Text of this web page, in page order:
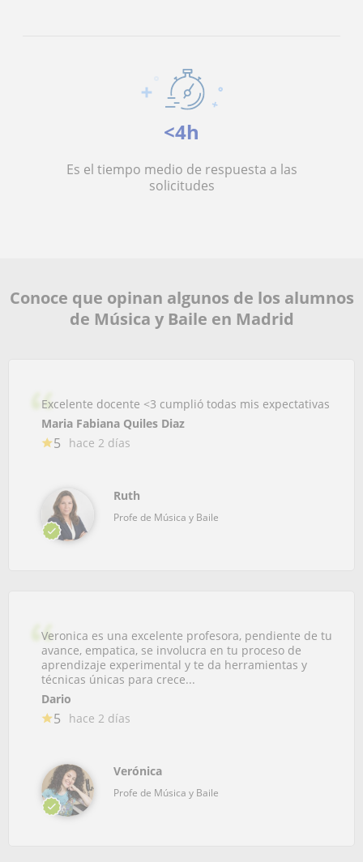
<4h
Es el tiempo medio de respuesta a las
solicitudes
Conoce que opinan algunos de los alumnos
de Música y Baile en Madrid
Excelente docente <3 cumplió todas mis expectativas
Maria Fabiana Quiles Diaz
5 hace 2 días
Ruth
Profe de Música y Baile
Veronica es una excelente profesora, pendiente de tu
avance, empatica, se involucra en tu proceso de
aprendizaje experimental y te da herramientas y
técnicas únicas para crece...
Dario
5 hace 2 días
Verónica
Profe de Música y Baile